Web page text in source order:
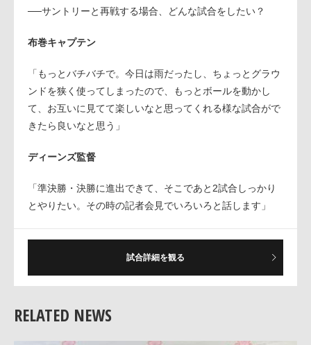
──サントリーと再戦する場合、どんな試合をしたい？
布巻キャプテン
「もっとバチバチで。今日は雨だったし、ちょっとグラウ
ンドを狭く使ってしまったので、もっとボールを動かし
て、お互いに見てて楽しいなと思ってくれる様な試合がで
きたら良いなと思う」
ディーンズ監督
「準決勝・決勝に進出できて、そこであと2試合しっかり
とやりたい。その時の記者会見でいろいろと話します」
試合詳細を観る
RELATED NEWS